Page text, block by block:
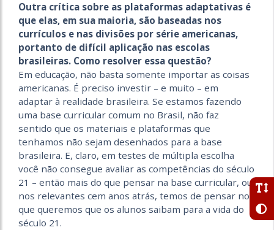
Outra crítica sobre as plataformas adaptativas é
que elas, em sua maioria, são baseadas nos
currículos e nas divisões por série americanas,
portanto de difícil aplicação nas escolas
brasileiras. Como resolver essa questão?
Em educação, não basta somente importar as coisas
americanas. É preciso investir – e muito – em
adaptar à realidade brasileira. Se estamos fazendo
uma base curricular comum no Brasil, não faz
sentido que os materiais e plataformas que
tenhamos não sejam desenhados para a base
brasileira. E, claro, em testes de múltipla escolha
você não consegue avaliar as competências do século
21 – então mais do que pensar na base curricular, ou
nos relevantes cem anos atrás, temos de pensar no
que queremos que os alunos saibam para a vida do
século 21.